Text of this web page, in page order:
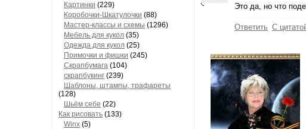
Кaртинки (229)
Коробочки-Шкатулочки (88)
Мастер-классы и схемы (1296)
Мебель для кукол (35)
Одеждa для кукол (25)
Примочки и фишки (245)
Скрaпбумaгa (104)
скрапбукинг (239)
Шaблоны, штaмпы, трaфaреты
(128)
Шьём себе (22)
Как рисовать (133)
Winx (5)
Это да, но что
Ответить С